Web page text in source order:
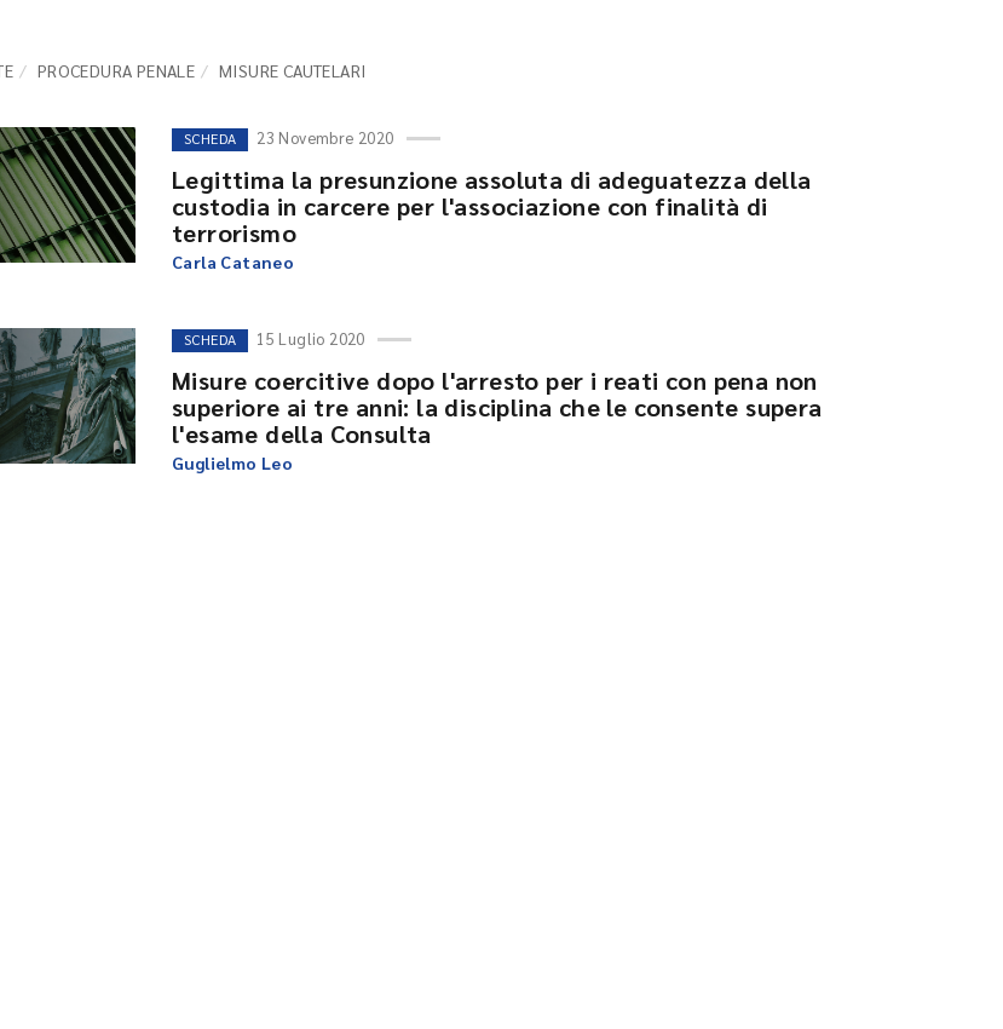
PROCEDURA PENALE MISURE CAUTELARI
SCHEDA 23 Novembre 2020
Legittima la presunzione assoluta di adeguatezza della
custodia in carcere per l'associazione con finalità di
terrorismo
Carla Cataneo
SCHEDA 15 Luglio 2020
Misure coercitive dopo l'arresto per i reati con pena non
superiore ai tre anni: la disciplina che le consente supera
l'esame della Consulta
Guglielmo Leo